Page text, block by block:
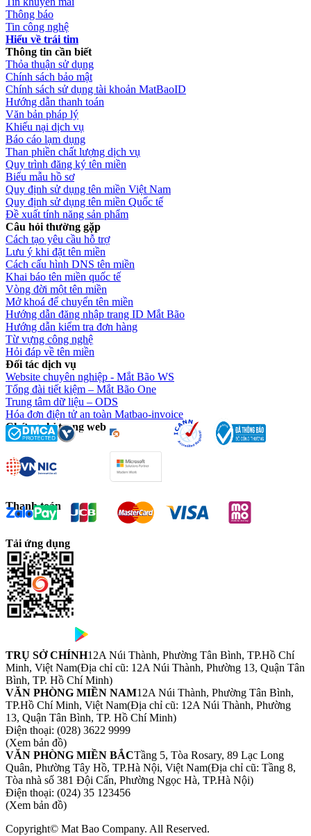
Thông báo
Tin công nghệ
Hiểu về trái tim
Thông tin cần biết
Thỏa thuận sử dụng
Chính sách bảo mật
Chính sách sử dụng tài khoản MatBaoID
Hướng dẫn thanh toán
Văn bản pháp lý
Khiếu nại dịch vụ
Báo cáo lạm dụng
Than phiền chất lượng dịch vụ
Quy trình đăng ký tên miền
Biểu mẫu hồ sơ
Quy định sử dụng tên miền Việt Nam
Quy định sử dụng tên miền Quốc tế
Đề xuất tính năng sản phẩm
Câu hỏi thường gặp
Cách tạo yêu cầu hỗ trợ
Lưu ý khi đặt tên miền
Cách cấu hình DNS tên miền
Khai báo tên miền quốc tế
Vòng đời một tên miền
Mở khoá để chuyển tên miền
Hướng dẫn đăng nhập trang ID Mắt Bão
Hướng dẫn kiểm tra đơn hàng
Từ vựng công nghệ
Hỏi đáp về tên miền
Đối tác dịch vụ
Website chuyên nghiệp - Mắt Bão WS
Tổng đài tiết kiệm – Mắt Bão One
Trung tâm dữ liệu – ODS
Hóa đơn điện tử an toàn Matbao-invoice
Chứng chỉ trang web
Thanh toán
Tải ứng dụng
TRỤ SỞ CHÍNH12A Núi Thành, Phường Tân Bình, TP.Hồ Chí
Minh, Việt Nam(Địa chỉ cũ: 12A Núi Thành, Phường 13, Quận Tân
Bình, TP. Hồ Chí Minh)
VĂN PHÒNG MIỀN NAM12A Núi Thành, Phường Tân Bình,
TP.Hồ Chí Minh, Việt Nam(Địa chỉ cũ: 12A Núi Thành, Phường
13, Quận Tân Bình, TP. Hồ Chí Minh)
Điện thoại: (028) 3622 9999
(Xem bản đồ)
VĂN PHÒNG MIỀN BẮCTầng 5, Tòa Rosary, 89 Lạc Long
Quân, Phường Tây Hồ, TP.Hà Nội, Việt Nam(Địa chỉ cũ: Tầng 8,
Tòa nhà số 381 Đội Cấn, Phường Ngọc Hà, TP.Hà Nội)
Điện thoại: (024) 35 123456
(Xem bản đồ)
Copyright© Mat Bao Company. All Reserved.